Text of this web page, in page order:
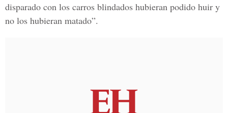
disparado con los carros blindados hubieran podido huir y
no los hubieran matado”.